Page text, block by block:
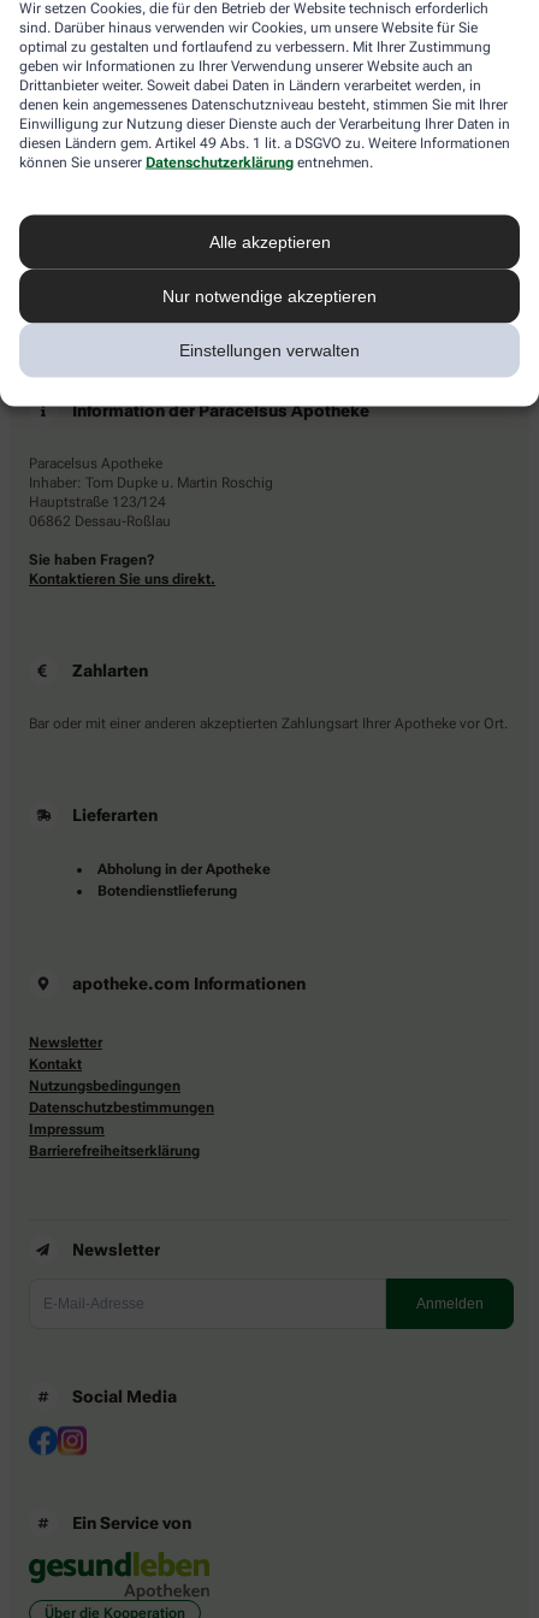
Wir setzen Cookies, die für den Betrieb der Website technisch erforderlich
sind. Darüber hinaus verwenden wir Cookies, um unsere Website für Sie
optimal zu gestalten und fortlaufend zu verbessern. Mit Ihrer Zustimmung
geben wir Informationen zu Ihrer Verwendung unserer Website auch an
Drittanbieter weiter. Soweit dabei Daten in Ländern verarbeitet werden, in
denen kein angemessenes Datenschutzniveau besteht, stimmen Sie mit Ihrer
Einwilligung zur Nutzung dieser Dienste auch der Verarbeitung Ihrer Daten in
diesen Ländern gem. Artikel 49 Abs. 1 lit. a DSGVO zu. Weitere Informationen
können Sie unserer Datenschutzerklärung entnehmen.
Alle akzeptieren
Nur notwendige akzeptieren
Einstellungen verwalten
den
LKW.
Newsletters den Dienstleister Emarsys ein. Die Einwilligung
kann jederzeit für die Zukunft widerrufen werden (z.B. über den
Abmelde-Link in jedem Newsletter). Die sonstigen
Kontaktmöglichkeiten dafür und weitere Angaben zur
Datenverarbeitung finden sich in der Datenschutzerklärungvon
AHD.
Information der Paracelsus Apotheke
Paracelsus Apotheke
Inhaber: Tom Dupke u. Martin Roschig
Hauptstraße 123/124
06862 Dessau-Roßlau
Sie haben Fragen?
Kontaktieren Sie uns direkt.
Zahlarten
Bar oder mit einer anderen akzeptierten Zahlungsart Ihrer Apotheke vor Ort.
Lieferarten
Abholung in der Apotheke
Botendienstlieferung
apotheke.com Informationen
Newsletter
Kontakt
Nutzungsbedingungen
Datenschutzbestimmungen
Impressum
Barrierefreiheitserklärung
Newsletter
Social Media
Ein Service von
Über die Kooperation